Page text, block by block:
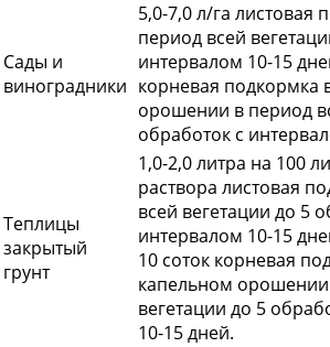
Сады и
виноградники
5,0-7,0 л/га листовая
период всей
интервалом 10-15
корневая подкормка
орошении в период
обработок с
Теплицы
закрытый
грунт
1,0-2,0 литра на 100
раствора листовая
всей вегетации до 5
интервалом 10-15
10 соток корневая
капельном
вегетации до 5
10-15 дней.